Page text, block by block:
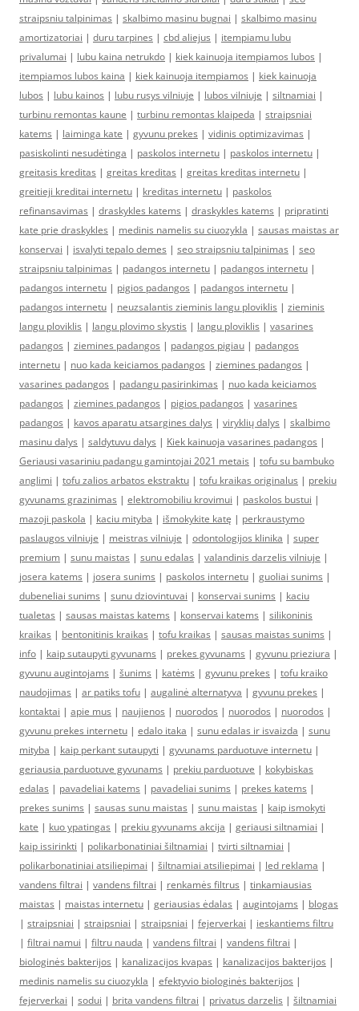
straipsniu talpinimas | skalbimo masinu bugnai | skalbimo masinu
amortizatoriai | duru tarpines | cbd aliejus | itempiamu lubu
privalumai | lubu kaina netrukdo | kiek kainuoja itempiamos lubos |
itempiamos lubos kaina | kiek kainuoja itempiamos | kiek kainuoja
lubos | lubu kainos | lubu rusys vilniuje | lubos vilniuje | siltnamiai |
turbinu remontas kaune | turbinu remontas klaipeda | straipsniai
katems | laiminga kate | gyvunu prekes | vidinis optimizavimas |
pasiskolinti nesudėtinga | paskolos internetu | paskolos internetu |
greitasis kreditas | greitas kreditas | greitas kreditas internetu |
greitieji kreditai internetu | kreditas internetu | paskolos
refinansavimas | draskykles katems | draskykles katems | pripratinti
kate prie draskykles | medinis namelis su ciuozykla | sausas maistas ar
konservai | isvalyti tepalo demes | seo straipsniu talpinimas | seo
straipsniu talpinimas | padangos internetu | padangos internetu |
padangos internetu | pigios padangos | padangos internetu |
padangos internetu | neuzsalantis zieminis langu ploviklis | zieminis
langu ploviklis | langu plovimo skystis | langu ploviklis | vasarines
padangos | ziemines padangos | padangos pigiau | padangos
internetu | nuo kada keiciamos padangos | ziemines padangos |
vasarines padangos | padangu pasirinkimas | nuo kada keiciamos
padangos | ziemines padangos | pigios padangos | vasarines
padangos | kavos aparatu atsargines dalys | viryklių dalys | skalbimo
masinu dalys | saldytuvu dalys | Kiek kainuoja vasarines padangos |
Geriausi vasariniu padangu gamintojai 2021 metais | tofu su bambuko
anglimi | tofu zalios arbatos ekstraktu | tofu kraikas originalus | prekiu
gyvunams grazinimas | elektromobiliu krovimui | paskolos bustui |
mazoji paskola | kaciu mityba | išmokykite katę | perkraustymo
paslaugos vilniuje | meistras vilniuje | odontologijos klinika | super
premium | sunu maistas | sunu edalas | valandinis darzelis vilniuje |
josera katems | josera sunims | paskolos internetu | guoliai sunims |
dubeneliai sunims | sunu dziovintuvai | konservai sunims | kaciu
tualetas | sausas maistas katems | konservai katems | silikoninis
kraikas | bentonitinis kraikas | tofu kraikas | sausas maistas sunims |
info | kaip sutaupyti gyvunams | prekes gyvunams | gyvunu prieziura |
gyvunu augintojams | šunims | katėms | gyvunu prekes | tofu kraiko
naudojimas | ar patiks tofu | augalinė alternatyva | gyvunu prekes |
kontaktai | apie mus | naujienos | nuorodos | nuorodos | nuorodos |
gyvunu prekes internetu | edalo itaka | sunu edalas ir isvaizda | sunu
mityba | kaip perkant sutaupyti | gyvunams parduotuve internetu |
geriausia parduotuve gyvunams | prekiu parduotuve | kokybiskas
edalas | pavadeliai katems | pavadeliai sunims | prekes katems |
prekes sunims | sausas sunu maistas | sunu maistas | kaip ismokyti
kate | kuo ypatingas | prekiu gyvunams akcija | geriausi siltnamiai |
kaip issirinkti | polikarbonatiniai šiltnamiai | tvirti siltnamiai |
polikarbonatiniai atsiliepimai | šiltnamiai atsiliepimai | led reklama |
vandens filtrai | vandens filtrai | renkamės filtrus | tinkamiausias
maistas | maistas internetu | geriausias ėdalas | augintojams | blogas
| straipsniai | straipsniai | straipsniai | fejerverkai | ieskantiems filtru
| filtrai namui | filtru nauda | vandens filtrai | vandens filtrai |
biologinės bakterijos | kanalizacijos kvapas | kanalizacijos bakterijos |
medinis namelis su ciuozykla | efektyvio biologinės bakterijos |
fejerverkai | sodui | brita vandens filtrai | privatus darzelis | šiltnamiai